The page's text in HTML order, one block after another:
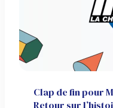
Clap de fin pour
Retour sur